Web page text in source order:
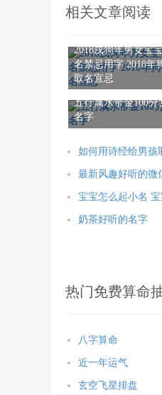
相关文章阅读
2018戌狗年男女宝
名禁忌用字 2018年
取名宜忌
五行属水带金100分
名字
如何用诗经给男孩
最新风趣好听的微
宝宝怎么起小名
奶茶好听的名字
热门免费算命
八字算命
近一年运气
玄空飞星排盘